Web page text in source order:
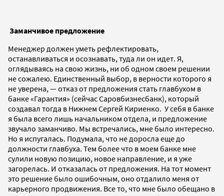
Заманчивое предложение
Менеджер должен уметь рефлектировать,
останавливаться и осознавать, туда ли он идет. Я,
оглядываясь на свою жизнь, ни об одном своем решении
не сожалею. Единственный выбор, в верности которого я
не уверена, — отказ от предложения стать главбухом в
банке «Гарантия» (сейчас Саровбизнесбанк), который
создавал тогда в Нижнем Сергей Кириенко. У себя в банке
я была всего лишь начальником отдела, и предложение
звучало заманчиво. Мы встречались, мне было интересно.
Но я испугалась. Подумала, что не доросла еще до
должности главбуха. Тем более что в моем банке мне
сулили новую позицию, новое направление, и я уже
загорелась. И отказалась от предложения. На тот момент
это решение было ошибочным, оно отдалило меня от
карьерного продвижения. Все то, что мне было обещано в